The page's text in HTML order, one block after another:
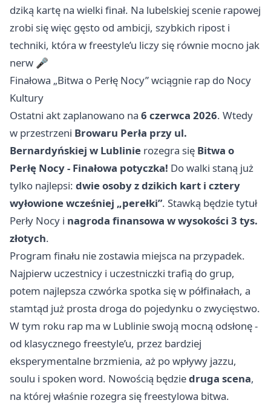
dziką kartę na wielki finał. Na lubelskiej scenie rapowej
zrobi się więc gęsto od ambicji, szybkich ripost i
techniki, która w freestyle’u liczy się równie mocno jak
nerw 🎤
Finałowa „Bitwa o Perłę Nocy” wciągnie rap do Nocy
Kultury
Ostatni akt zaplanowano na 6 czerwca 2026. Wtedy
w przestrzeni Browaru Perła przy ul.
Bernardyńskiej w Lublinie rozegra się Bitwa o
Perłę Nocy - Finałowa potyczka! Do walki staną już
tylko najlepsi: dwie osoby z dzikich kart i cztery
wyłowione wcześniej „perełki”. Stawką będzie tytuł
Perły Nocy i nagroda finansowa w wysokości 3 tys.
złotych.
Program finału nie zostawia miejsca na przypadek.
Najpierw uczestnicy i uczestniczki trafią do grup,
potem najlepsza czwórka spotka się w półfinałach, a
stamtąd już prosta droga do pojedynku o zwycięstwo.
W tym roku rap ma w Lublinie swoją mocną odsłonę -
od klasycznego freestyle’u, przez bardziej
eksperymentalne brzmienia, aż po wpływy jazzu,
soulu i spoken word. Nowością będziedruga scena,
na której właśnie rozegra się freestylowa bitwa.